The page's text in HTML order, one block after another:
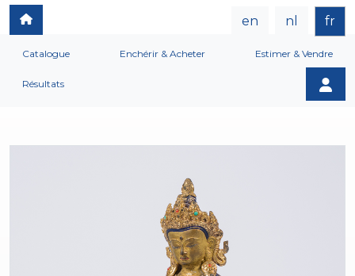
en nl fr
Catalogue Enchérir & Acheter Estimer & Vendre
Résultats